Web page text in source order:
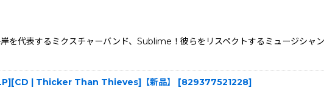
を代表するミクスチャーバンド、Sublime！彼らをリスペクトするミュージシャ
| Thicker Than Thieves]【新品】 [829377521228]